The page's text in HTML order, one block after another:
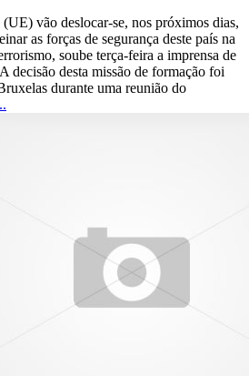
vão deslocar-se, nos próximos dias,
as forças de segurança deste país na
soube terça-feira a imprensa de
decisão desta missão de formação foi
durante uma reunião do